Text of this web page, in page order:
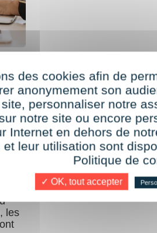
les
des cookies afin de
anonymement son
personnaliser notre
notre site ou encore
Internet en dehors de
et leur utilisation sont
Politique de
✓ OK, tout accepter